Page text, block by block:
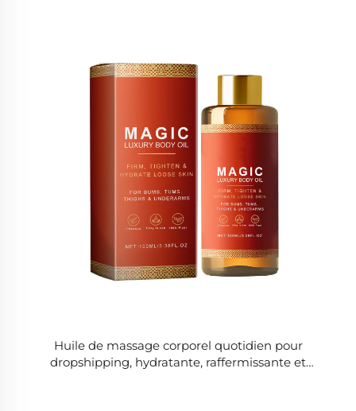
Huile de massage corporel quotidien pour
dropshipping, hydratante, raffermissante et